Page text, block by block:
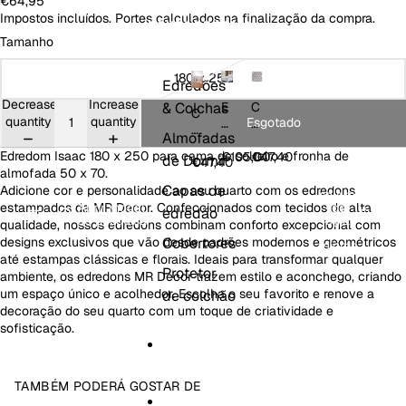
Abrir modal
de pesquisa
a
d
ROUPA DE CAMA
Edredões
& Colchas
Almofadas
de Dormir
Capas de
edredão
Cobertores
Protetor
de colchão
C
o
b
er
o
r
A
c
ol
c
h
o
h
€47,40
E
dr
e
d
o
m
2
P
C
S
17
0
/
3
€105,00
C
o
er
o
r
A
c
ol
c
h
o
a
€47,40
Abrir
seletor
de
região
e
idioma
EUR
Impostos incluídos. Portes calculados na finalização da compra.
Tamanho
180 x 250
Decrease
quantity
Increase
quantity
Esgotado
Edredom Isaac 180 x 250 para cama de solteiro e fronha de
almofada 50 x 70.
Adicione cor e personalidade ao seu quarto com os edredons
estampados da MR Decor. Confeccionados com tecidos de alta
qualidade, nossos edredons combinam conforto excepcional com
designs exclusivos que vão desde padrões modernos e geométricos
até estampas clássicas e florais. Ideais para transformar qualquer
ambiente, os edredons MR Decor trazem estilo e aconchego, criando
um espaço único e acolhedor. Escolha o seu favorito e renove a
decoração do seu quarto com um toque de criatividade e
sofisticação.
TAMBÉM PODERÁ GOSTAR DE